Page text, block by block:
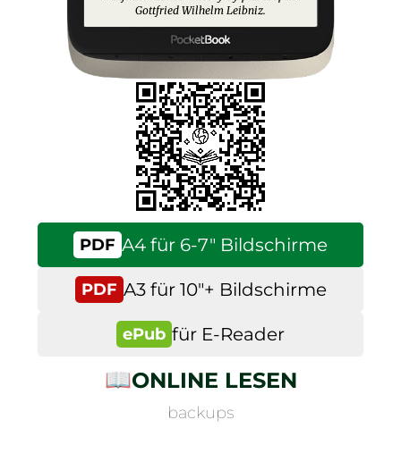
Gottfried Wilhelm Leibniz.
PDF A4 für 6-7″ Bildschirme
PDF A3 für 10″+ Bildschirme
ePub für E-Reader
📖ONLINE LESEN
backups